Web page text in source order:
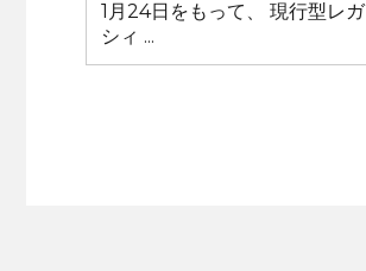
1月24日をもって、 現行型レガ
シィ ...